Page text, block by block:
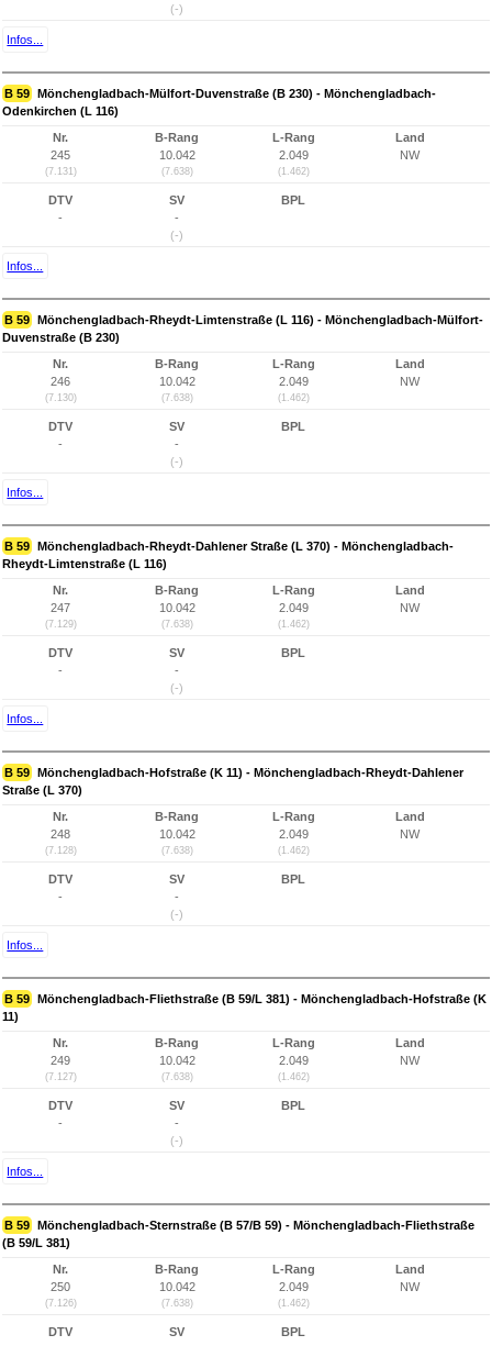
(-)
Infos...
B 59 Mönchengladbach-Mülfort-Duvenstraße (B 230) - Mönchengladbach-
Odenkirchen (L 116)
Nr.
245
(7.131)
B-Rang
10.042
(7.638)
L-Rang
2.049
(1.462)
Land
NW
DTV
-
SV
-
(-)
BPL
Infos...
B 59 Mönchengladbach-Rheydt-Limtenstraße (L 116) - Mönchengladbach-Mülfort-
Duvenstraße (B 230)
Nr.
246
(7.130)
B-Rang
10.042
(7.638)
L-Rang
2.049
(1.462)
Land
NW
DTV
-
SV
-
(-)
BPL
Infos...
B 59 Mönchengladbach-Rheydt-Dahlener Straße (L 370) - Mönchengladbach-
Rheydt-Limtenstraße (L 116)
Nr.
247
(7.129)
B-Rang
10.042
(7.638)
L-Rang
2.049
(1.462)
Land
NW
DTV
-
SV
-
(-)
BPL
Infos...
B 59 Mönchengladbach-Hofstraße (K 11) - Mönchengladbach-Rheydt-Dahlener
Straße (L 370)
Nr.
248
(7.128)
B-Rang
10.042
(7.638)
L-Rang
2.049
(1.462)
Land
NW
DTV
-
SV
-
(-)
BPL
Infos...
B 59 Mönchengladbach-Fliethstraße (B 59/L 381) - Mönchengladbach-Hofstraße (K
11)
Nr.
249
(7.127)
B-Rang
10.042
(7.638)
L-Rang
2.049
(1.462)
Land
NW
DTV
-
SV
-
(-)
BPL
Infos...
B 59 Mönchengladbach-Sternstraße (B 57/B 59) - Mönchengladbach-Fliethstraße
(B 59/L 381)
Nr.
250
(7.126)
B-Rang
10.042
(7.638)
L-Rang
2.049
(1.462)
Land
NW
DTV
SV
BPL